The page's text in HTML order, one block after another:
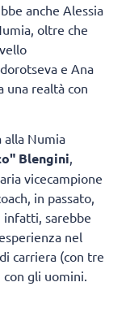
anche Alessia
oltre che
e Ana
una realtà con
alla Numia
Blengini,
vicecampione
in passato,
infatti, sarebbe
nel
carriera (con tre
gli uomini.